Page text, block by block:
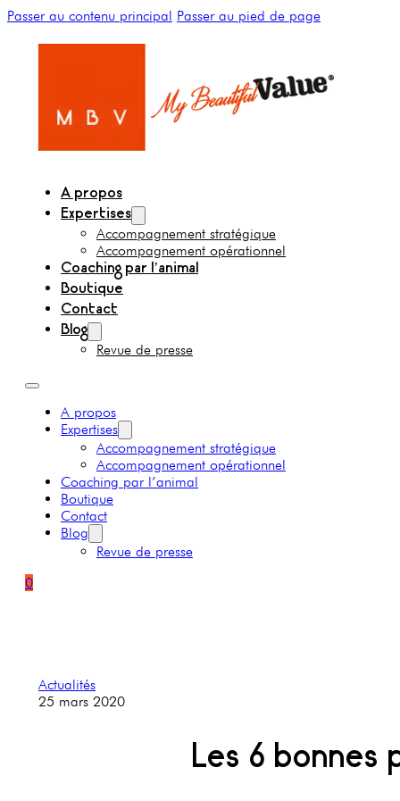
Passer au contenu principal Passer au pied de page
A propos
Expertises
Accompagnement stratégique
Accompagnement opérationnel
Coaching par l’animal
Boutique
Contact
Blog
Revue de presse
A propos
Expertises
Accompagnement stratégique
Accompagnement opérationnel
Coaching par l’animal
Boutique
Contact
Blog
Revue de presse
0
Actualités
25 mars 2020
Les 6 bonnes